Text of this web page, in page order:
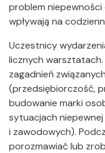
problem niepewności
wpływają na
Uczestnicy
licznych
zagadnień
(przedsiębiorczość,
budowanie marki
sytuacjach
i zawodowych).
porozmawiać lub